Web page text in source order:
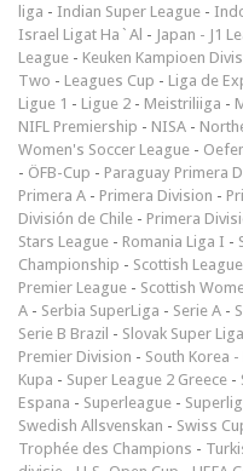
liga - Indian Super League -
Israel Ligat Ha`Al - Japan - J1
League - Keuken Kampioen
Two - Leagues Cup - Liga de
Ligue 1 - Ligue 2 - Meistriliiga -
NIFL Premiership - NISA -
Women's Soccer League -
- ÖFB-Cup - Paraguay Primera
Primera A - Primera Division -
División de Chile - Primera
Stars League - Romania Liga I -
Championship - Scottish
Premier League - Scottish
A - Serbia SuperLiga - Serie A -
Serie B Brazil - Slovak Super Liga
Premier Division - South Korea -
Kupa - Super League 2 Greece -
Espana - Superleague - Superlig
Swedish Allsvenskan - Swiss
Trophée des Champions -